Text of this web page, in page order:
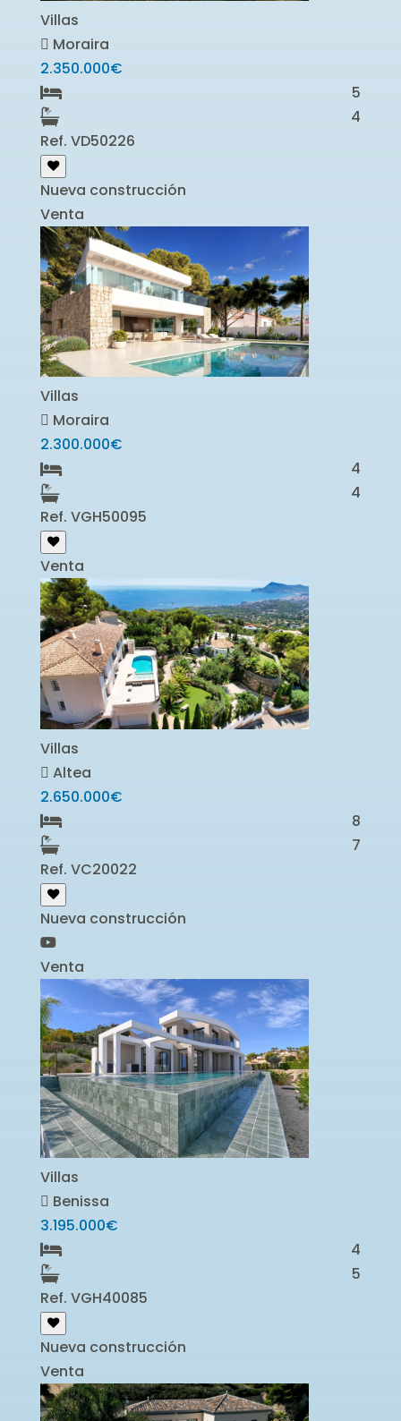
Villas
Moraira
2.350.000€
5
4
Ref. VD50226
Nueva construcción
Venta
Villas
Moraira
2.300.000€
4
4
Ref. VGH50095
Venta
Villas
Altea
2.650.000€
8
7
Ref. VC20022
Nueva construcción
Venta
Villas
Benissa
3.195.000€
4
5
Ref. VGH40085
Nueva construcción
Venta